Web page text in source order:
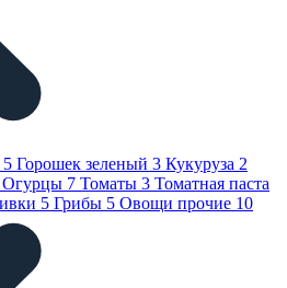
5 Горошек зеленый 3 Кукуруза 2
Огурцы 7 Томаты 3 Томатная паста
5 Грибы 5 Овощи прочие 10